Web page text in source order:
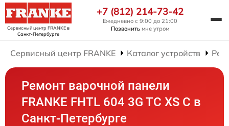
Сервисный центр FRANKEв
Санкт-Петербурге
+7 (812) 214-73-42
Ежедневно с 9:00 до 21:00
Позвонить мне утром
Сервисный центр FRANKE Каталог устройств
Ремонт варочной панели
FRANKE FHTL 604 3G TC XS C в
Санкт-Петербурге